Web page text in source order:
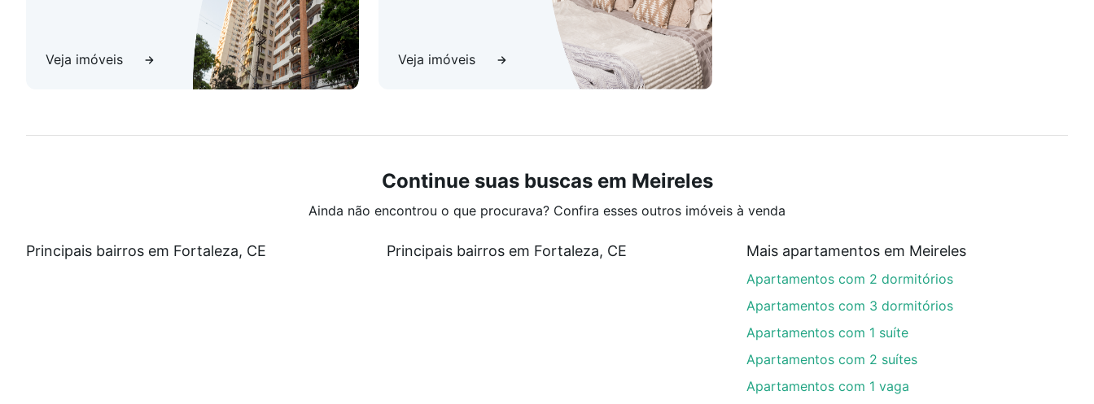
Veja imóveis Veja imóveis
Continue suas buscas em Meireles
Ainda não encontrou o que procurava? Confira esses outros imóveis à venda
Principais bairros em Fortaleza, CE Principais bairros em Fortaleza, CE Mais apartamentos em Meireles
Apartamentos com 2 dormitórios
Apartamentos com 3 dormitórios
Apartamentos com 1 suíte
Apartamentos com 2 suítes
Apartamentos com 1 vaga